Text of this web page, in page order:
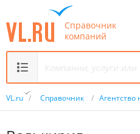
Справочник
компаний
VL.ru / Справочник /